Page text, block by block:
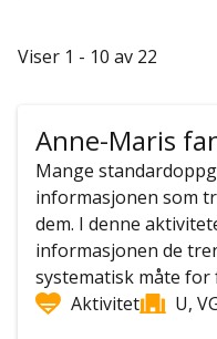
Viser 1 - 10 av 22
Anne-Maris
Mange
informasjonen som
dem. I denne
informasjonen de
systematisk måte for
Aktivitet
U,